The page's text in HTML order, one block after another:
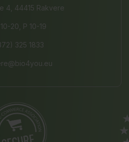
4, 44415 Rakvere
20, P 10-19
325 1833